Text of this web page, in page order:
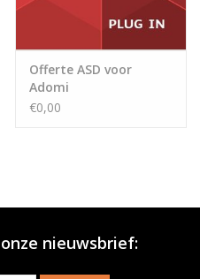
Offerte ASD voor
Adomi
€0,00
nieuwsbrief: